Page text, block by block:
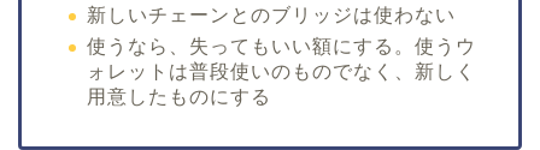
新しいチェーンとのブリッジは使わない
使うなら、失ってもいい額にする。使うウ
ォレットは普段使いのものでなく、新しく
用意したものにする